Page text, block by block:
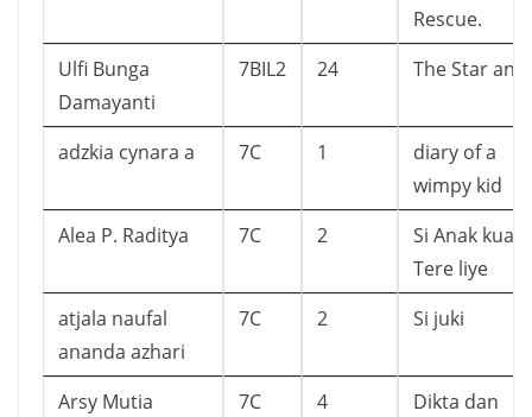
Rescue.
Ulfi Bunga
Damayanti
7BIL2 24 The Star and
adzkia cynara a 7C 1
diary of a
wimpy kid
Alea P. Raditya
7C 2
Si Anak kuat -
Tere liye
atjala naufal
ananda azhari
7C 2 Si juki
Arsy Mutia
7C 4
Dikta dan